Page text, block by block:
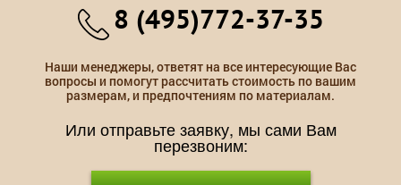
8 (495)772-37-35
Наши менеджеры, ответят на все интересующие Вас
вопросы и помогут рассчитать стоимость по вашим
размерам, и предпочтениям по материалам.
Или отправьте заявку, мы сами Вам
перезвоним: